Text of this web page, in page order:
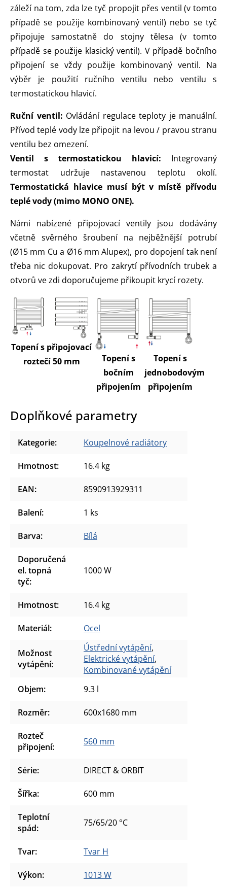
záleží na tom, zda lze tyč propojit přes ventil (v tomto
případě se použije kombinovaný ventil) nebo se tyč
připojuje samostatně do stojny tělesa (v tomto
případě se použije klasický ventil). V případě bočního
připojení se vždy použije kombinovaný ventil. Na
výběr je použití ručního ventilu nebo ventilu s
termostatickou hlavicí.
Ruční ventil: Ovládání regulace teploty je manuální.
Přívod teplé vody lze připojit na levou / pravou stranu
ventilu bez omezení.
Ventil s termostatickou hlavicí: Integrovaný
termostat udržuje nastavenou teplotu okolí.
Termostatická hlavice musí být v místě přívodu
teplé vody (mimo MONO ONE).
Námi nabízené připojovací ventily jsou dodávány
včetně svěrného šroubení na nejběžnější potrubí
(Ø15 mm Cu a Ø16 mm Alupex), pro dopojení tak není
třeba nic dokupovat. Pro zakrytí přívodních trubek a
otvorů ve zdi doporučujeme přikoupit krycí rozety.
Topení s připojovací
roztečí 50 mm
Topení s
bočním
připojením
Topení s
jednobodovým
připojením
Doplňkové parametry
Kategorie: Koupelnové radiátory
Hmotnost: 16.4 kg
EAN: 8590913929311
Balení: 1 ks
Barva: Bílá
Doporučená
el. topná
tyč:
1000 W
Hmotnost: 16.4 kg
Materiál: Ocel
Možnost
vytápění:
Ústřední vytápění,
Elektrické vytápění,
Kombinované vytápění
Objem: 9.3 l
Rozměr: 600x1680 mm
Rozteč
připojení: 560 mm
Série: DIRECT & ORBIT
Šířka: 600 mm
Teplotní
spád: 75/65/20 °C
Tvar: Tvar H
Výkon: 1013 W